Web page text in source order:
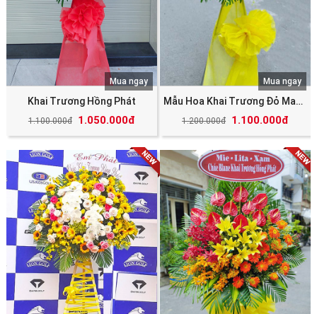
Khai Trương Hồng Phát
1.100.000đ 1.050.000đ
Mua ngay
Mẫu Hoa Khai Trương Đỏ May Mắn Tài Lộc
1.200.000đ 1.100.000đ
Mua ngay